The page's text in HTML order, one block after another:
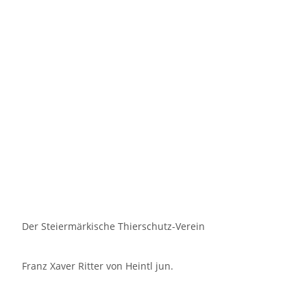
Der Steiermärkische Thierschutz-Verein
Franz Xaver Ritter von Heintl jun.